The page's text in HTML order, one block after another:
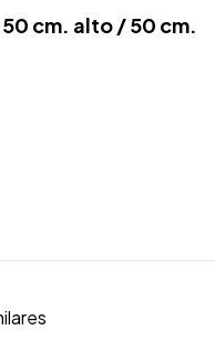
cm. alto / 50 cm.